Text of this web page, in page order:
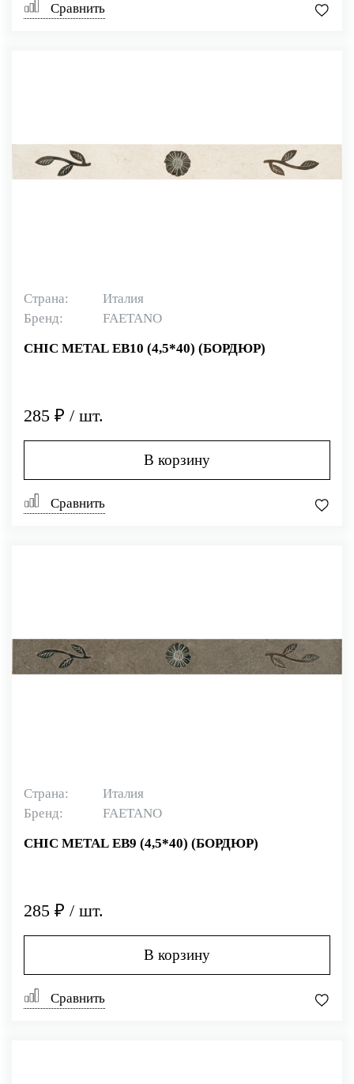
Сравнить
Страна:
Италия
Бренд:
FAETANO
CHIC METAL EB10 (4,5*40) (БОРДЮР)
285 ₽ / шт.
В корзину
Сравнить
Страна:
Италия
Бренд:
FAETANO
CHIC METAL EB9 (4,5*40) (БОРДЮР)
285 ₽ / шт.
В корзину
Сравнить